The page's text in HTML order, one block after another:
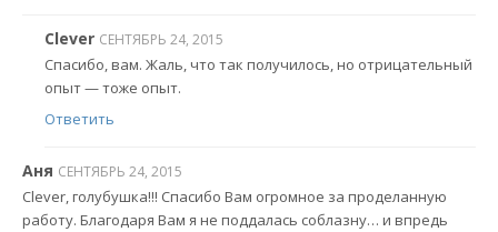
Clever СЕНТЯБРЬ 24, 2015
Спасибо, вам. Жаль, что так получилось, но отрицательный
опыт — тоже опыт.
Ответить
Аня СЕНТЯБРЬ 24, 2015
Clever, голубушка!!! Спасибо Вам огромное за проделанную
работу. Благодаря Вам я не поддалась соблазну… и впредь